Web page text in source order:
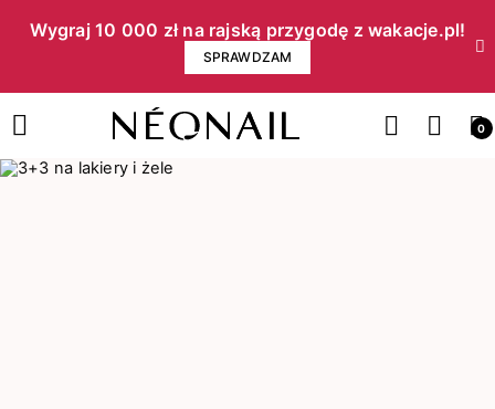
Wygraj 10 000 zł na rajską przygodę z wakacje.pl!​
SPRAWDZAM
0